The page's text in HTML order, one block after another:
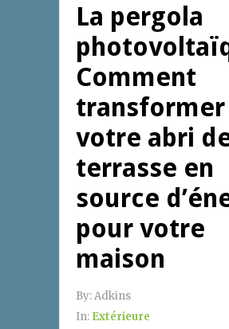
La pergola
Comment
transformer
votre abri
terrasse en
source
pour votre
maison
By:Adkins
In: Extérieure